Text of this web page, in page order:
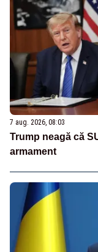
7 aug. 2026, 08:03
Trump neagă că
armament